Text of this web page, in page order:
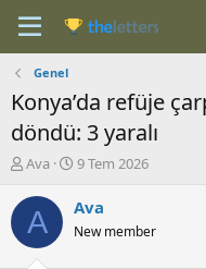
Genel
Konya’da refüje
döndü: 3 yaralı
K
n
b
u
Ava
B
ş
a
9 Tem 2026
A Ava
New member